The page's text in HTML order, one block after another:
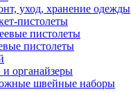
уход, хранение одежды
пистолеты
пистолеты
пистолеты
органайзеры
швейные наборы